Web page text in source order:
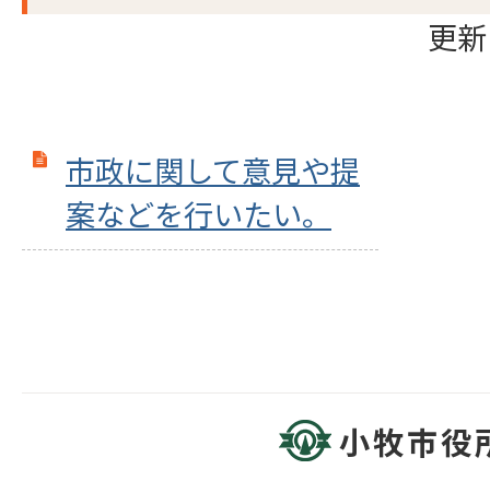
更
市政に関して意見や提
案などを行いたい。
小牧市役